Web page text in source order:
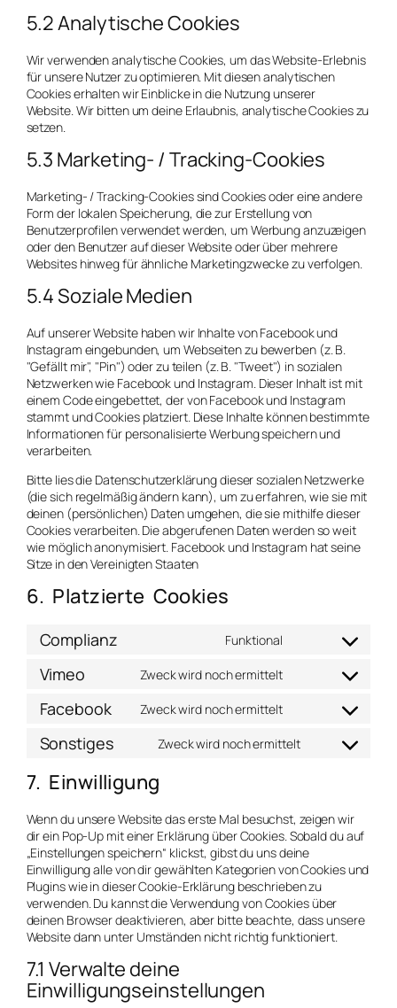
5.2 Analytische Cookies
Wir verwenden analytische Cookies, um das Website-Erlebnis
für unsere Nutzer zu optimieren. Mit diesen analytischen
Cookies erhalten wir Einblicke in die Nutzung unserer
Website. Wir bitten um deine Erlaubnis, analytische Cookies zu
setzen.
5.3 Marketing- / Tracking-Cookies
Marketing- / Tracking-Cookies sind Cookies oder eine andere
Form der lokalen Speicherung, die zur Erstellung von
Benutzerprofilen verwendet werden, um Werbung anzuzeigen
oder den Benutzer auf dieser Website oder über mehrere
Websites hinweg für ähnliche Marketingzwecke zu verfolgen.
5.4 Soziale Medien
Auf unserer Website haben wir Inhalte von Facebook und
Instagram eingebunden, um Webseiten zu bewerben (z. B.
"Gefällt mir", "Pin") oder zu teilen (z. B. "Tweet") in sozialen
Netzwerken wie Facebook und Instagram. Dieser Inhalt ist mit
einem Code eingebettet, der von Facebook und Instagram
stammt und Cookies platziert. Diese Inhalte können bestimmte
Informationen für personalisierte Werbung speichern und
verarbeiten.
Bitte lies die Datenschutzerklärung dieser sozialen Netzwerke
(die sich regelmäßig ändern kann), um zu erfahren, wie sie mit
deinen (persönlichen) Daten umgehen, die sie mithilfe dieser
Cookies verarbeiten. Die abgerufenen Daten werden so weit
wie möglich anonymisiert. Facebook und Instagram hat seine
Sitze in den Vereinigten Staaten
6. Platzierte Cookies
Complianz Funktional
Vimeo Zweck wird noch ermittelt
Facebook Zweck wird noch ermittelt
Sonstiges Zweck wird noch ermittelt
7. Einwilligung
Wenn du unsere Website das erste Mal besuchst, zeigen wir
dir ein Pop-Up mit einer Erklärung über Cookies. Sobald du auf
„Einstellungen speichern“ klickst, gibst du uns deine
Einwilligung alle von dir gewählten Kategorien von Cookies und
Plugins wie in dieser Cookie-Erklärung beschrieben zu
verwenden. Du kannst die Verwendung von Cookies über
deinen Browser deaktivieren, aber bitte beachte, dass unsere
Website dann unter Umständen nicht richtig funktioniert.
7.1 Verwalte deine
Einwilligungseinstellungen